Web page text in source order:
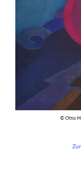
© Otto